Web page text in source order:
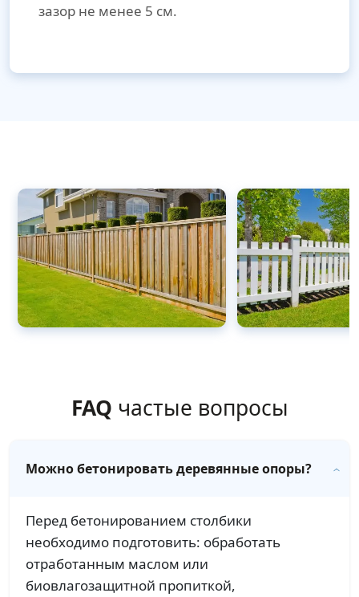
зазор не менее 5 см.
FAQ частые вопросы
Можно бетонировать деревянные опоры?
Перед бетонированием столбики
необходимо подготовить: обработать
отработанным маслом или
биовлагозащитной пропиткой,